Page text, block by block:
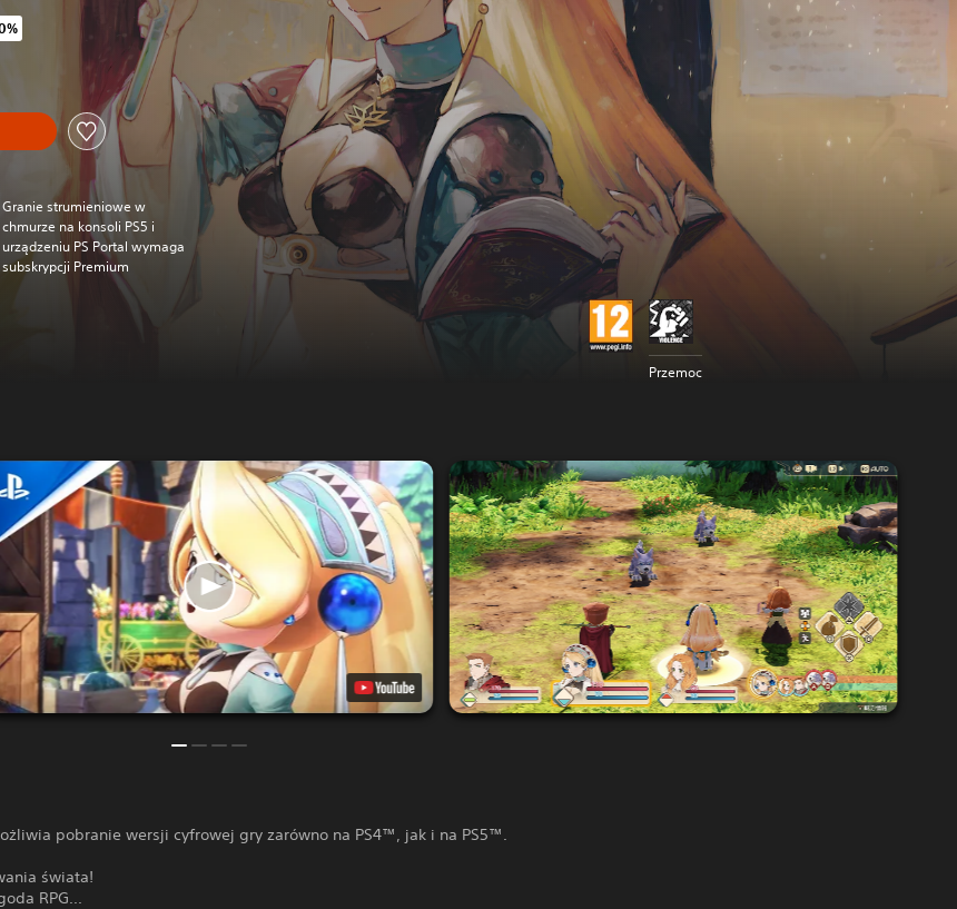
ceny wynoszącej 229,00 zl
Granie strumieniowe w
chmurze na konsoli PS5 i
urządzeniu PS Portal wymaga
subskrypcji Premium
Przemoc
pobranie wersji cyfrowej gry zarówno na PS4™, jak i na PS5™.
świata!
RPG...